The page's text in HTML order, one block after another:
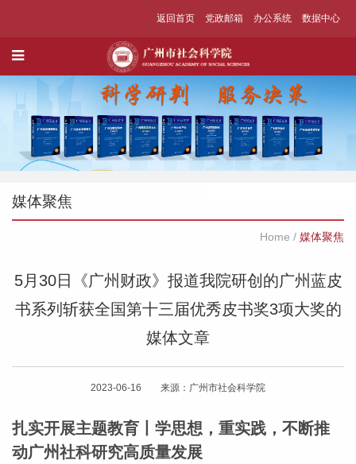
返回首页 党政邮箱 办公系统 数据中心
媒体聚焦
Home / 媒体聚焦
5月30日《广州财政》报道我院研创的广州蓝皮
书系列斩获全国第十三届优秀皮书奖3项大奖的
媒体文章
2023-06-16 来源：广州市社会科学院
扎实开展主题教育丨学思想，重实践，不断推
动广州社科研究高质量发展